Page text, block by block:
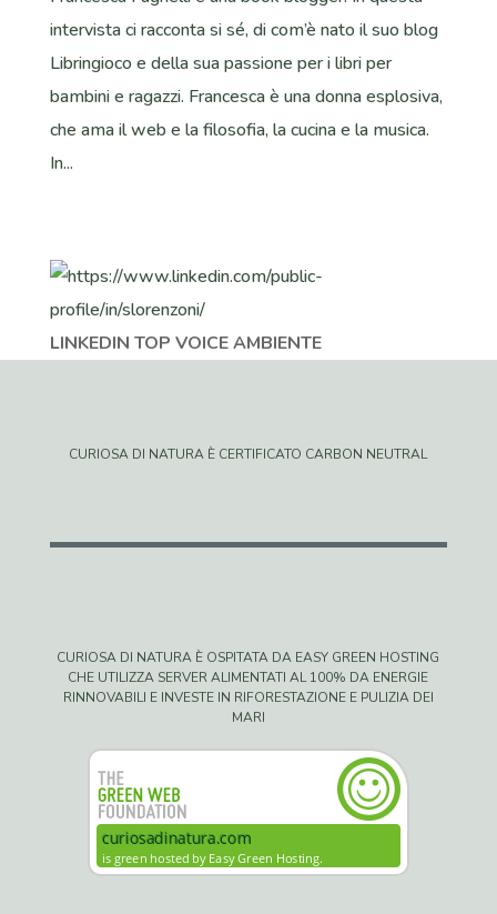
intervista ci racconta si sé, di com’è nato il suo blog
Libringioco e della sua passione per i libri per
bambini e ragazzi. Francesca è una donna esplosiva,
che ama il web e la filosofia, la cucina e la musica.
In...
LINKEDIN TOP VOICE AMBIENTE
CURIOSA DI NATURA È CERTIFICATO CARBON NEUTRAL
CURIOSA DI NATURA È OSPITATA DA EASY GREEN HOSTING
CHE UTILIZZA SERVER ALIMENTATI AL 100% DA ENERGIE
RINNOVABILI E INVESTE IN RIFORESTAZIONE E PULIZIA DEI
MARI